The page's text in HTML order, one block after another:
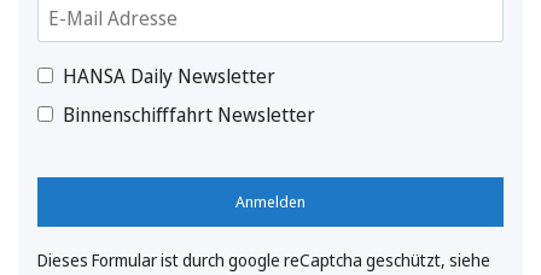
HANSA Daily Newsletter
Binnenschifffahrt Newsletter
Anmelden
Dieses Formular ist durch google reCaptcha geschützt, siehe